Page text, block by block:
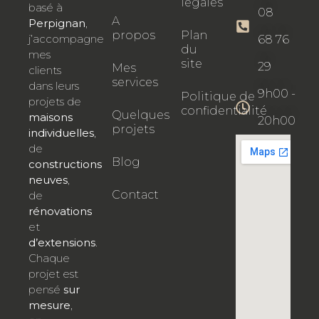
basé à
Perpignan,
j’accompagne
mes
clients
dans leurs
projets de
maisons
individuelles,
de
constructions
neuves,
de
rénovations
et
d’extensions.
Chaque
projet est
pensé sur
mesure,
A
propos
Mes
services
Quelques
projets
Blog
Contact
légales
Plan
du
site
Politique de
confidentialité
08
68 76
29
9h00 -
20h00